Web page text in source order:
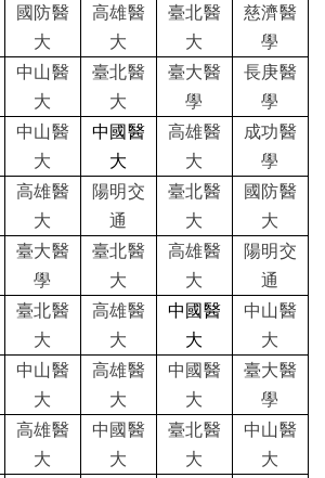
(校隊)
(獎學金)
國防醫
大
高雄醫
大
臺北醫
大
慈濟醫
學
中山醫
大
臺北醫
大
臺大醫
學
長庚醫
學
中山醫
大
中國醫
大
高雄醫
大
成功醫
學
高雄醫
大
陽明交
通
臺北醫
大
國防醫
大
臺大醫
學
臺北醫
大
高雄醫
大
陽明交
通
臺北醫
大
高雄醫
大
中國醫
大
中山醫
大
中山醫
大
高雄醫
大
中國醫
大
臺大醫
學
高雄醫
大
中國醫
大
臺北醫
大
中山醫
大